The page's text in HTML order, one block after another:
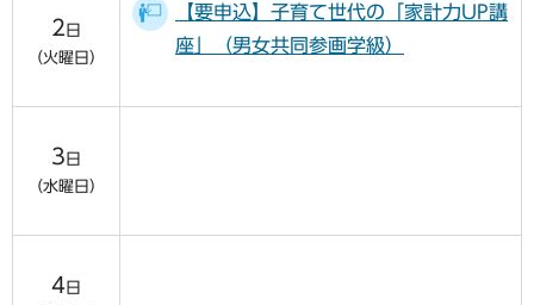
2 日
（火曜日）
【要申込】子育て世代の「家計力UP講
座」（男女共同参画学級）
3 日
（水曜日）
4 日